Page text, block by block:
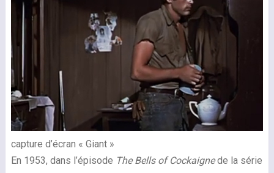
capture d’écran « Giant »
En 1953, dans l’épisode The Bells of Cockaignede la série